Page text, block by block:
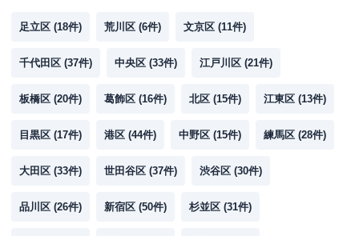
営業時間
土曜：
ATM営業時間
7：00～24：00
日祝：7：00～24：00
ATM 〇
駐車場 〇
足立区 (18件) 荒川区 (6件) 文京区 (11件)
千代田区 (37件) 中央区 (33件) 江戸川区 (21件)
板橋区 (20件) 葛飾区 (16件) 北区 (15件) 江東区 (13件)
目黒区 (17件) 港区 (44件) 中野区 (15件) 練馬区 (28件)
大田区 (33件) 世田谷区 (37件) 渋谷区 (30件)
品川区 (26件) 新宿区 (50件) 杉並区 (31件)